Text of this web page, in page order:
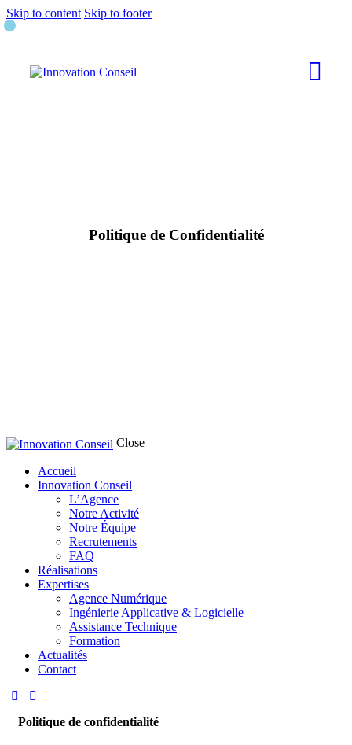
Skip to content Skip to footer
Politique de Confidentialité
Close
Accueil
Innovation Conseil
L’Agence
Notre Activité
Notre Équipe
Recrutements
FAQ
Réalisations
Expertises
Agence Numérique
Ingénierie Applicative & Logicielle
Assistance Technique
Formation
Actualités
Contact
Politique de confidentialité